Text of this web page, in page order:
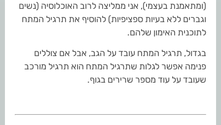
(ומתאמנת בעצמי), אני ממליצה לרוב האוכלוסיה (נשים
וגברים ללא בעיות ספציפיות) להוסיף את תרגיל המתח
לתוכנית האימון שלהם.
בגדול, תרגיל המתח עובד על הגב, אבל אם צוללים
פנימה אפשר לגלות שתרגיל המתח הוא תרגיל מורכב
שעובד על עוד מספר שרירים בגוף.